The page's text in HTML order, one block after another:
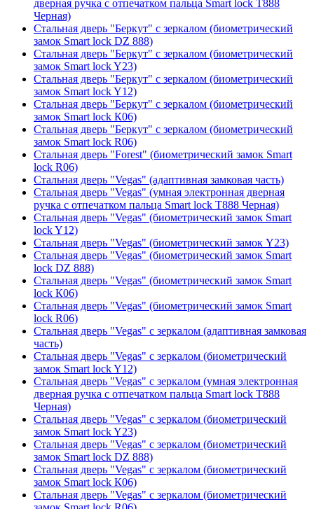
дверная ручка с отпечатком пальца Smart lock T888
Черная)
Стальная дверь "Беркут" с зеркалом (биометрический
замок Smart lock DZ 888)
Стальная дверь "Беркут" с зеркалом (биометрический
замок Smart lock Y23)
Стальная дверь "Беркут" с зеркалом (биометрический
замок Smart lock Y12)
Стальная дверь "Беркут" с зеркалом (биометрический
замок Smart lock К06)
Стальная дверь "Беркут" с зеркалом (биометрический
замок Smart lock R06)
Стальная дверь "Forest" (биометрический замок Smart
lock R06)
Стальная дверь "Vegas" (адаптивная замковая часть)
Стальная дверь "Vegas" (умная электронная дверная
ручка с отпечатком пальца Smart lock T888 Черная)
Стальная дверь "Vegas" (биометрический замок Smart
lock Y12)
Стальная дверь "Vegas" (биометрический замок Y23)
Стальная дверь "Vegas" (биометрический замок Smart
lock DZ 888)
Стальная дверь "Vegas" (биометрический замок Smart
lock К06)
Стальная дверь "Vegas" (биометрический замок Smart
lock R06)
Стальная дверь "Vegas" с зеркалом (адаптивная замковая
часть)
Стальная дверь "Vegas" с зеркалом (биометрический
замок Smart lock Y12)
Стальная дверь "Vegas" с зеркалом (умная электронная
дверная ручка с отпечатком пальца Smart lock T888
Черная)
Стальная дверь "Vegas" с зеркалом (биометрический
замок Smart lock Y23)
Стальная дверь "Vegas" с зеркалом (биометрический
замок Smart lock DZ 888)
Стальная дверь "Vegas" с зеркалом (биометрический
замок Smart lock К06)
Стальная дверь "Vegas" с зеркалом (биометрический